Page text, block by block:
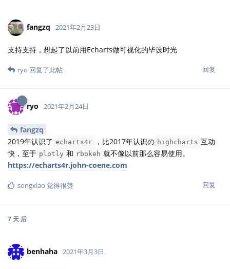
fangzq 2021年2月23日
支持支持，想起了以前用Echarts做可视化的毕设时光
回复
ryo 回复了此帖
ryo 2021年2月24日
fangzq
2019年认识了 echarts4r ，比2017年认识の highcharts 互动
快，至于 plotly 和 rbokeh 就不像以前那么容易使用。
https://echarts4r.john-coene.com
回复
songxiao 觉得很赞
7 天 后
benhaha 2021年3月3日